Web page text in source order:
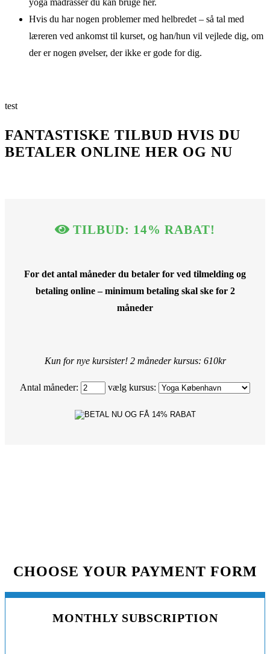
yoga madrasser du kan bruge her.
Hvis du har nogen problemer med helbredet – så tal med
læreren ved ankomst til kurset, og han/hun vil vejlede dig, om
der er nogen øvelser, der ikke er gode for dig.
test
FANTASTISKE TILBUD HVIS DU
BETALER ONLINE HER OG NU
TILBUD: 14% RABAT!
For det antal måneder du betaler for ved tilmelding og
betaling online – minimum betaling skal ske for 2
måneder
Kun for nye kursister! 2 måneder kursus: 610kr
Antal måneder: vælg kursus:
CHOOSE YOUR PAYMENT FORM
MONTHLY SUBSCRIPTION